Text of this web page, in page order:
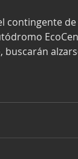
contingente de
buscarán
obten